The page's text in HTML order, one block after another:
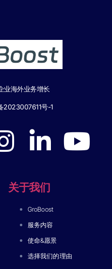
业海外业务增长
2023007611号-1
关于我们
GroBoost
服务内容
使命&愿景
选择我们的理由